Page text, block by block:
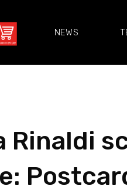
NEWS
Rinaldi